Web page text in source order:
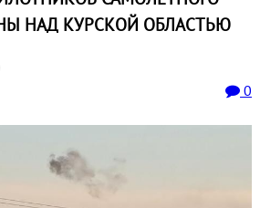
НАД КУРСКОЙ ОБЛАСТЬЮ
0